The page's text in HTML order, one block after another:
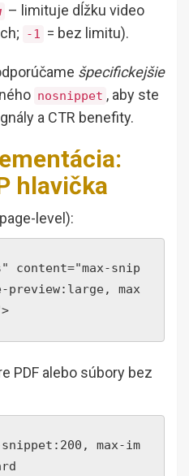
– limituje dĺžku video
-1 = bez limitu).
špecifickejšie
nosnippet , aby ste
a CTR benefity.
hlavička
level):
content="max-snip
preview:large, max
PDF alebo súbory bez
max-im